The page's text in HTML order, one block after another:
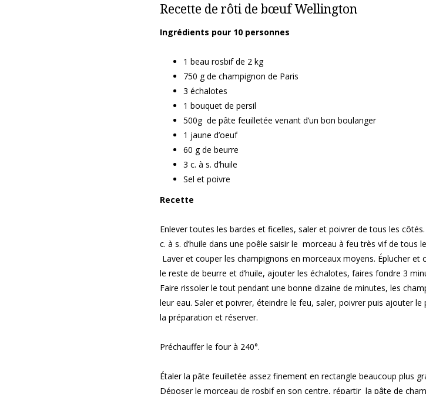
Recette de rôti de bœuf Wellington
Ingrédients pour 10 personnes
1 beau rosbif de 2 kg
750 g de champignon de Paris
3 échalotes
1 bouquet de persil
500g de pâte feuilletée venant d’un bon boulanger
1 jaune d’oeuf
60 g de beurre
3 c. à s. d’huile
Sel et poivre
Recette
Enlever toutes les bardes et ficelles, saler et poivrer de tous les
c. à s. d’huile dans une poêle saisir le morceau à feu très vif de tous
Laver et couper les champignons en morceaux moyens. Éplucher et
le reste de beurre et d’huile, ajouter les échalotes, faires fondre 3
Faire rissoler le tout pendant une bonne dizaine de minutes, les
leur eau. Saler et poivrer, éteindre le feu, saler, poivrer puis ajouter
la préparation et réserver.
Préchauffer le four à 240°.
Étaler la pâte feuilletée assez finement en rectangle beaucoup plus
Déposer le morceau de rosbif en son centre, répartir la pâte de